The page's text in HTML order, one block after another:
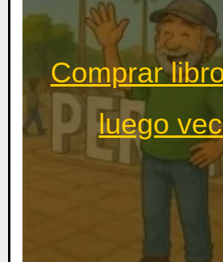
Comprar
luego